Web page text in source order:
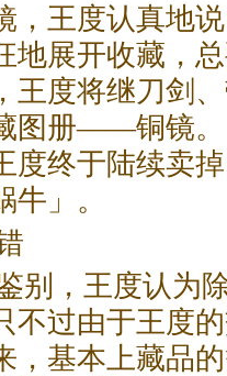
，王度认真地
地展开收藏，
王度将继刀剑
图册——铜镜
度终于陆续卖
」。
别，王度认为
不过由于王度
，基本上藏品